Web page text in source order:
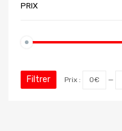
PRIX
Filtrer Prix : 0€ —